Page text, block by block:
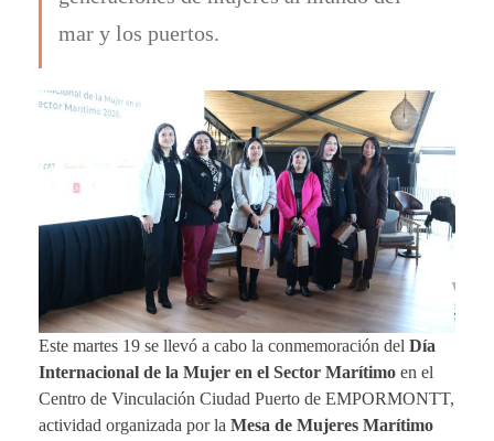
mar y los puertos.
Este martes 19 se llevó a cabo la conmemoración del Día
Internacional de la Mujer en el Sector Marítimo en el
Centro de Vinculación Ciudad Puerto de EMPORMONTT,
actividad organizada por la Mesa de Mujeres Marítimo